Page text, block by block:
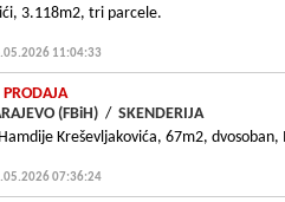
3.118m2, tri parcele.
11:04:33
PRODAJA
(FBiH) / SKENDERIJA
Kreševljakovića, 67m2, dvosoban,
07:36:24